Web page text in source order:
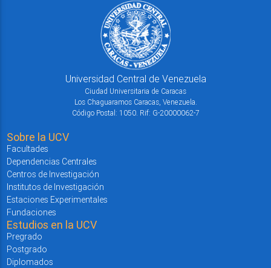
Universidad Central de Venezuela
Ciudad Universitaria de Caracas
Los Chaguaramos Caracas, Venezuela.
Código Postal: 1050. Rif: G-20000062-7
Sobre la UCV
Facultades
Dependencias Centrales
Centros de Investigación
Institutos de Investigación
Estaciones Experimentales
Fundaciones
Estudios en la UCV
Pregrado
Postgrado
Diplomados